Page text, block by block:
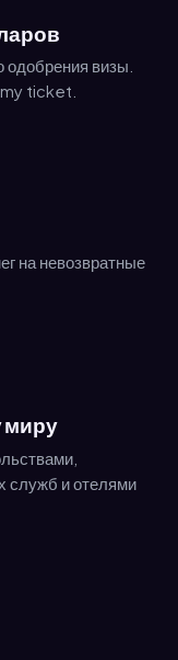
одобрения визы.
ticket.
на невозвратные
миру
служб и отелями